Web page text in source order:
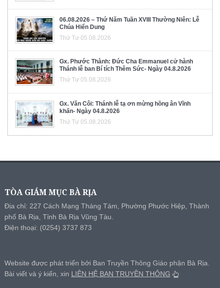
06.08.2026 – Thứ Năm Tuần XVIII Thường Niên: Lễ
Chúa Hiển Dung
Thứ Tư 05.08.2026
Gx. Phước Thành: Đức Cha Emmanuel cử hành
Thánh lễ ban Bí tích Thêm Sức- Ngày 04.8.2026
Thứ Tư 05.08.2026
Gx. Văn Côi: Thánh lễ tạ ơn mừng hồng ân Vĩnh
khấn- Ngày 04.8.2026
Thứ Tư 05.08.2026
TÒA GIÁM MỤC BÀ RỊA
Địa chỉ: 227 Cách Mạng Tháng Tám, Phường Phước Hiệp, Thành
phố Bà Rịa, Tỉnh Bà Rịa Vũng Tàu.
Điện thoại: (0254) 3737 873
Website được phát triển bởi Ban Truyền Thông Giáo phận Bà Rịa.
Bài viết và ý kiến, xin LIÊN HỆ BAN TRUYỀN THÔNG